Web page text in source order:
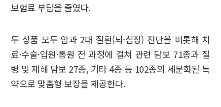
보험료 부담을 줄였다.
두 상품 모두 암과 2대 질환(뇌·심장) 진단을 비롯해 치
료·수술·입원·통원 전 과정에 걸쳐 관련 담보 71종과 질
병 및 재해 담보 27종, 기타 4종 등 102종의 세분화된 특
약으로 맞춤형 보장을 제공한다.